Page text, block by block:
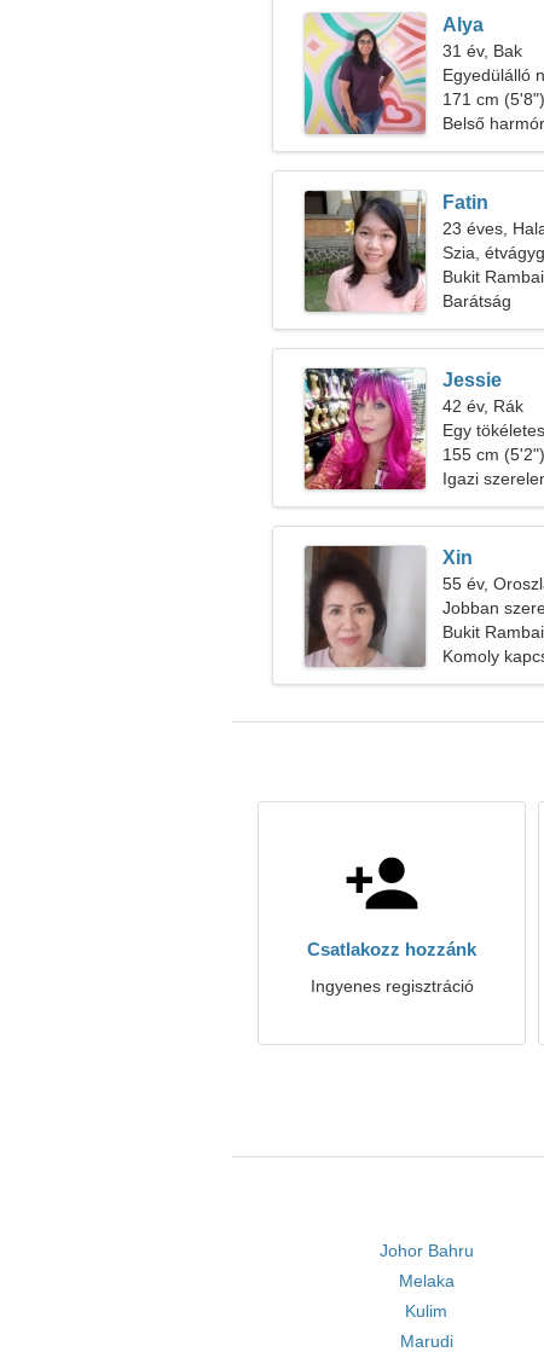
Alya
31 év, Bak
Egyedülálló
171 cm
Belső
Fatin
23 éves,
Szia,
Bukit
Barátság
Jessie
42 év, Rák
Egy
együtt
155 cm
Igazi
Xin
55 év,
Jobban
Bukit
Komoly
Csatlakozz hozzánk
Ingyenes regisztráció
Johor Bahru
Melaka
Kulim
Marudi